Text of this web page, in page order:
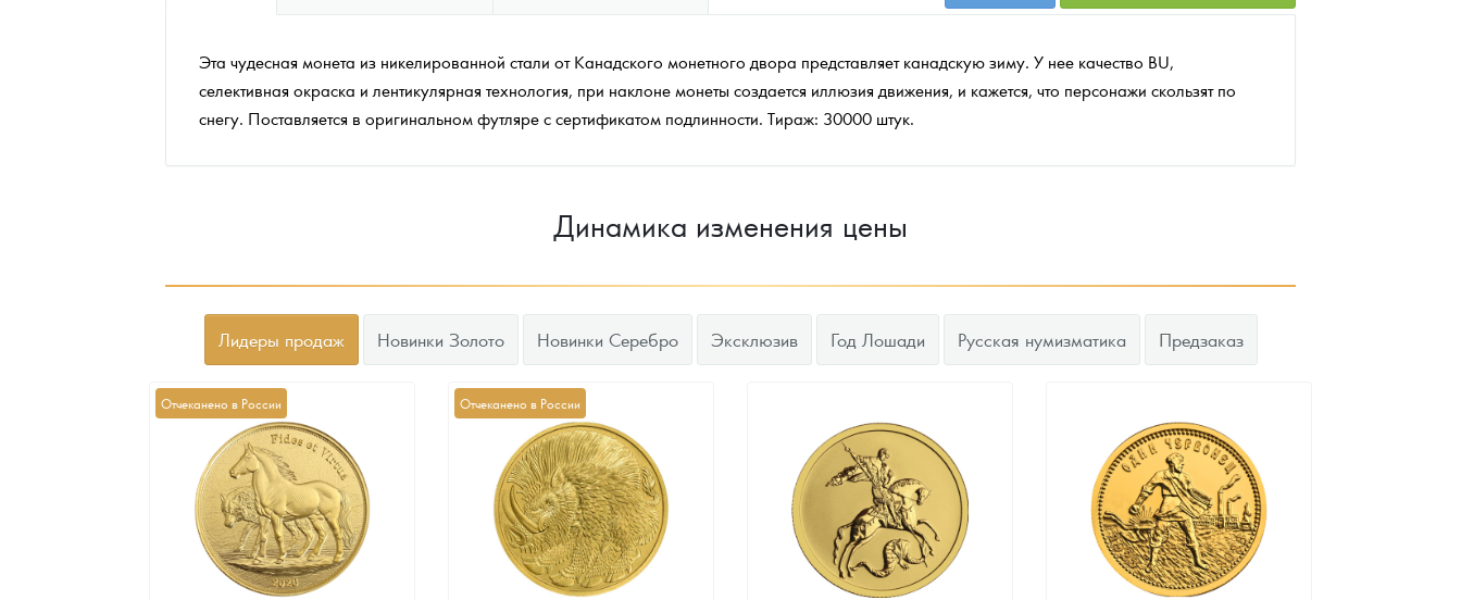
Монеты и жетоны из недрагоценных металлов
Книги по нумизматике
Эта чудесная монета из никелированной стали от Канадского монетного двора представляет канадскую зиму. У нее качество BU,
селективная окраска и лентикулярная технология, при наклоне монеты создается иллюзия движения, и кажется, что персонажи скользят по
снегу. Поставляется в оригинальном футляре с сертификатом подлинности. Тираж: 30000 штук.
Динамика изменения цены
Лидеры продаж Новинки Золото Новинки Серебро Эксклюзив Год Лошади Русская нумизматика Предзаказ
Отчеканено в России Отчеканено в России